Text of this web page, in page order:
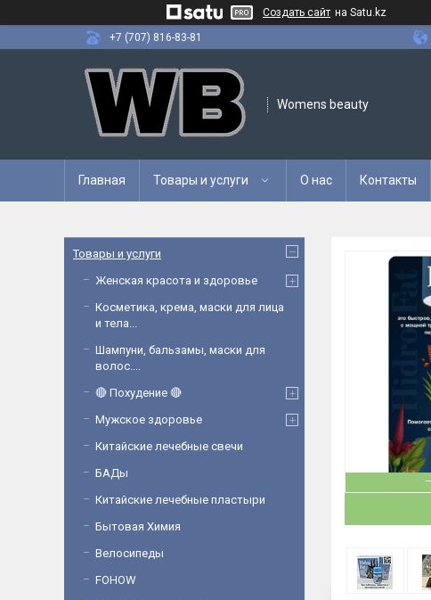
Создать сайт на Satu.kz
+7 (707) 816-83-81
Womens beauty
Главная Товары и услуги О нас Контакты
Товары и услуги
Женская красота и здоровье
Косметика, крема, маски для лица
и тела...
Шампуни, бальзамы, маски для
волос....
🔴 Похудение 🔴
Мужское здоровье
Китайские лечебные свечи
БАДы
Китайские лечебные пластыри
Бытовая Химия
Велосипеды
FOHOW